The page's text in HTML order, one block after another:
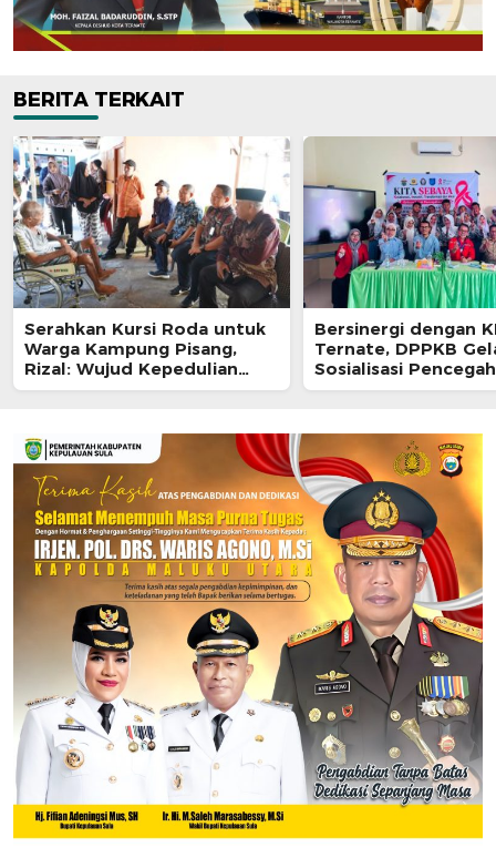
BERITA TERKAIT
Serahkan Kursi Roda untuk
Warga Kampung Pisang,
Rizal: Wujud Kepedulian
Pemkot dan Baznas Ternate
Bersinergi dengan
Ternate, DPPKB
Sosialisasi
HIV/AIDS di SMA